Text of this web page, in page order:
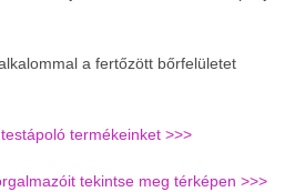
a fertőzött bőrfelületet
termékeinket >>>
tekintse meg térképen >>>